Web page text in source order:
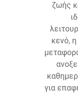
ζωής
κενό,
για